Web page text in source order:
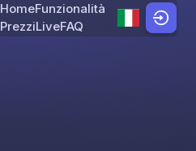
Skip to content
HomeFunzionalità
PrezziLiveFAQ